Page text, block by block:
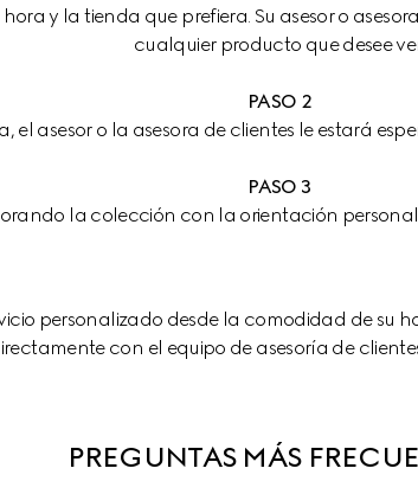
y la tienda que prefiera. Su asesor o
cualquier producto que desee
PASO 2
el asesor o la asesora de clientes le estará
PASO 3
la colección con la orientación
personalizado desde la comodidad de su
con el equipo de asesoría de
PREGUNTAS MÁS